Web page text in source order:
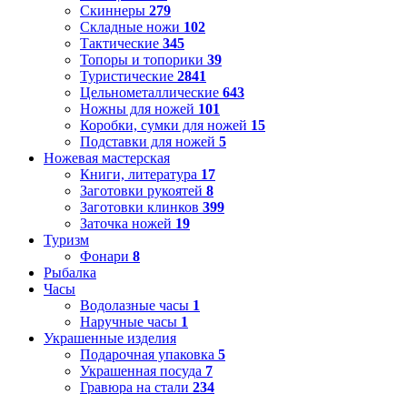
Скиннеры 279
Складные ножи 102
Тактические 345
Топоры и топорики 39
Туристические 2841
Цельнометаллические 643
Ножны для ножей 101
Коробки, сумки для ножей 15
Подставки для ножей 5
Ножевая мастерская
Книги, литература 17
Заготовки рукоятей 8
Заготовки клинков 399
Заточка ножей 19
Туризм
Фонари 8
Рыбалка
Часы
Водолазные часы 1
Наручные часы 1
Украшенные изделия
Подарочная упаковка 5
Украшенная посуда 7
Гравюра на стали 234